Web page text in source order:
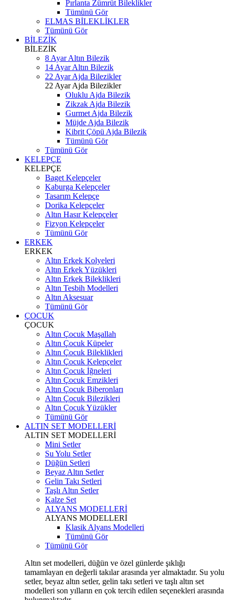
Pırlanta Zümrüt Bileklikler
Tümünü Gör
ELMAS BİLEKLİKLER
Tümünü Gör
BİLEZİK
BİLEZİK
8 Ayar Altın Bilezik
14 Ayar Altın Bilezik
22 Ayar Ajda Bilezikler
22 Ayar Ajda Bilezikler
Oluklu Ajda Bilezik
Zikzak Ajda Bilezik
Gurmet Ajda Bilezik
Müjde Ajda Bilezik
Kibrit Çöpü Ajda Bilezik
Tümünü Gör
Tümünü Gör
KELEPÇE
KELEPÇE
Baget Kelepçeler
Kaburga Kelepçeler
Tasarım Kelepçe
Dorika Kelepçeler
Altın Hasır Kelepçeler
Fizyon Kelepçeler
Tümünü Gör
ERKEK
ERKEK
Altın Erkek Kolyeleri
Altın Erkek Yüzükleri
Altın Erkek Bileklikleri
Altın Tesbih Modelleri
Altın Aksesuar
Tümünü Gör
ÇOCUK
ÇOCUK
Altın Çocuk Maşallah
Altın Çocuk Küpeler
Altın Çocuk Bileklikleri
Altın Çocuk Kelepçeler
Altın Çocuk İğneleri
Altın Çocuk Emzikleri
Altın Çocuk Biberonları
Altın Çocuk Bilezikleri
Altın Çocuk Yüzükler
Tümünü Gör
ALTIN SET MODELLERİ
ALTIN SET MODELLERİ
Mini Setler
Su Yolu Setler
Düğün Setleri
Beyaz Altın Setler
Gelin Takı Setleri
Taşlı Altın Setler
Kalze Set
ALYANS MODELLERİ
ALYANS MODELLERİ
Klasik Alyans Modelleri
Tümünü Gör
Tümünü Gör
Altın set modelleri, düğün ve özel günlerde şıklığı
tamamlayan en değerli takılar arasında yer almaktadır. Su yolu
setler, beyaz altın setler, gelin takı setleri ve taşlı altın set
modelleri son yılların en çok tercih edilen seçenekleri arasında